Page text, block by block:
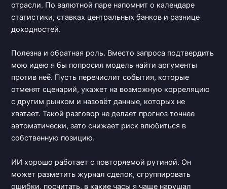
отрасли. По валютной паре напомнит о календаре
статистики, ставках центральных банков и разнице
доходностей.
Полезна и обратная роль. Вместо запроса подтвердить
мою идею я бы попросил модель найти аргументы
против неё. Пусть перечислит события, которые
отменят сценарий, укажет на возможную корреляцию
с другим рынком и назовёт данные, которых не
хватает. Такой разговор не делает прогноз точнее
автоматически, зато снижает риск влюбиться в
собственную позицию.
ИИ хорошо работает с повторяемой рутиной. Он
может разметить журнал сделок, сгруппировать
ошибки, посчитать, в какие часы я чаще нарушал